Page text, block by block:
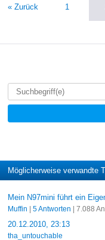
« Zurück 1
Möglicherweise verwandte
Mein N97mini führt ein
Muffin 5 Antworten | 7.088
20.12.2010, 23:13
tha_untouchable